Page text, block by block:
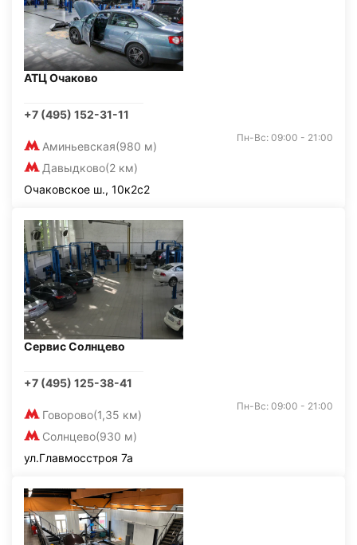
АТЦ Очаково
+7 (495) 152-31-11
Аминьевская(980 м)
Давыдково(2 км)
Пн-Вс: 09:00 - 21:00
Очаковское ш., 10к2с2
Сервис Солнцево
+7 (495) 125-38-41
Говорово(1,35 км)
Солнцево(930 м)
Пн-Вс: 09:00 - 21:00
ул.Главмосстроя 7а